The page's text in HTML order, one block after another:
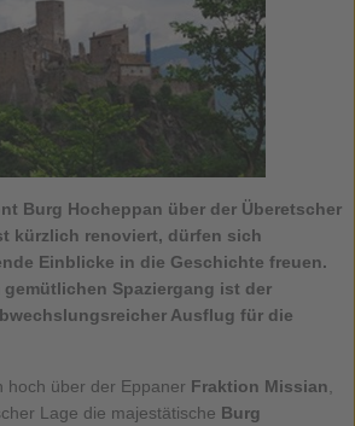
Burg Hocheppan über der Überetscher
kürzlich renoviert, dürfen sich
Einblicke in die Geschichte freuen.
Spaziergang ist der
Ausflug für die
hoch über der Eppaner Fraktion Missian
Lage die majestätische Burg